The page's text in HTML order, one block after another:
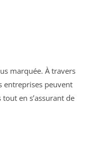
marquée. À travers
entreprises peuvent
en s’assurant de